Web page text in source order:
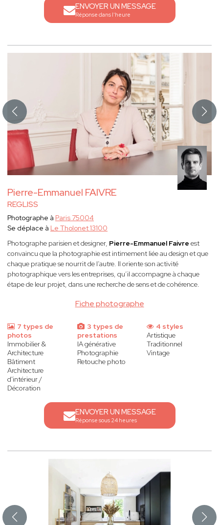
ENVOYER UN MESSAGE
Réponse dans l'heure
Pierre-Emmanuel FAIVRE
REGLISS
Fiche photographe
Photographe à Paris 75004
Se déplace à Le Tholonet 13100
Photographe parisien et designer, Pierre-Emmanuel Faivre est
convaincu que la photographie est intimement liée au design et que
chaque pratique se nourrit de l’autre. Il oriente son activité
photographique vers les entreprises, qu’il accompagne à chaque
étape de leur projet, dans une recherche de sens et de cohérence.
7 types de
photos
Immobilier &
Architecture
Bâtiment
Architecture
d'intérieur /
Décoration
3 types de
prestations
IA générative
Photographie
Retouche photo
4 styles
Artistique
Traditionnel
Vintage
ENVOYER UN MESSAGE
Réponse sous 24 heures